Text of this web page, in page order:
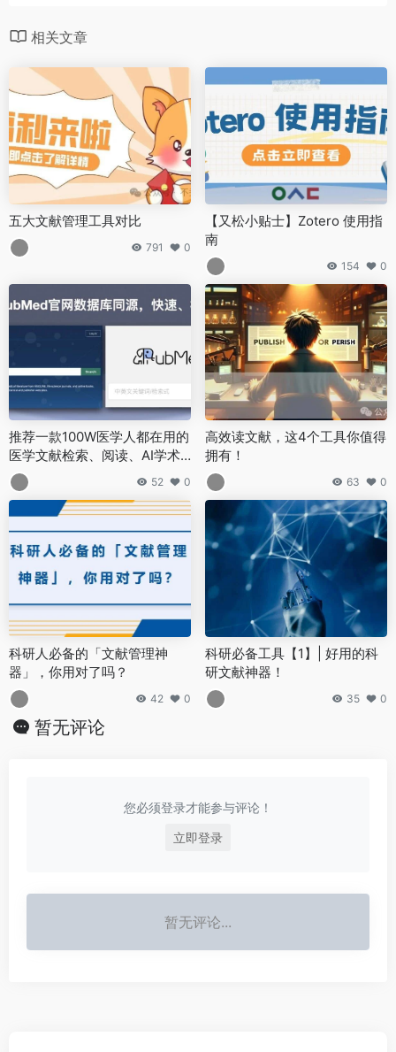
相关文章
五大文献管理工具对比
791 0
【又松小贴士】Zotero 使用指
南
154 0
推荐一款100W医学人都在用的
医学文献检索、阅读、AI学术
搜索工具
52 0
高效读文献，这4个工具你值得
拥有！
63 0
科研人必备的「文献管理神
器」，你用对了吗？
42 0
科研必备工具【1】| 好用的科
研文献神器！
35 0
暂无评论
您必须登录才能参与评论！
立即登录
暂无评论...